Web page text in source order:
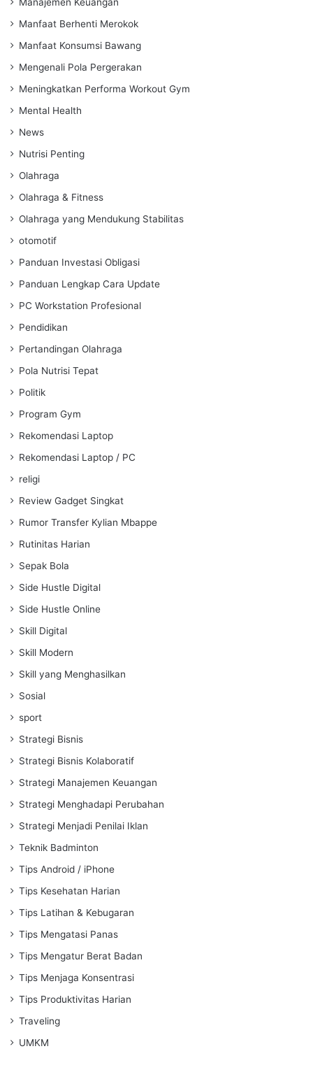
Manfaat Berhenti Merokok
Manfaat Konsumsi Bawang
Mengenali Pola Pergerakan
Meningkatkan Performa Workout Gym
Mental Health
News
Nutrisi Penting
Olahraga
Olahraga & Fitness
Olahraga yang Mendukung Stabilitas
otomotif
Panduan Investasi Obligasi
Panduan Lengkap Cara Update
PC Workstation Profesional
Pendidikan
Pertandingan Olahraga
Pola Nutrisi Tepat
Politik
Program Gym
Rekomendasi Laptop
Rekomendasi Laptop / PC
religi
Review Gadget Singkat
Rumor Transfer Kylian Mbappe
Rutinitas Harian
Sepak Bola
Side Hustle Digital
Side Hustle Online
Skill Digital
Skill Modern
Skill yang Menghasilkan
Sosial
sport
Strategi Bisnis
Strategi Bisnis Kolaboratif
Strategi Manajemen Keuangan
Strategi Menghadapi Perubahan
Strategi Menjadi Penilai Iklan
Teknik Badminton
Tips Android / iPhone
Tips Kesehatan Harian
Tips Latihan & Kebugaran
Tips Mengatasi Panas
Tips Mengatur Berat Badan
Tips Menjaga Konsentrasi
Tips Produktivitas Harian
Traveling
UMKM